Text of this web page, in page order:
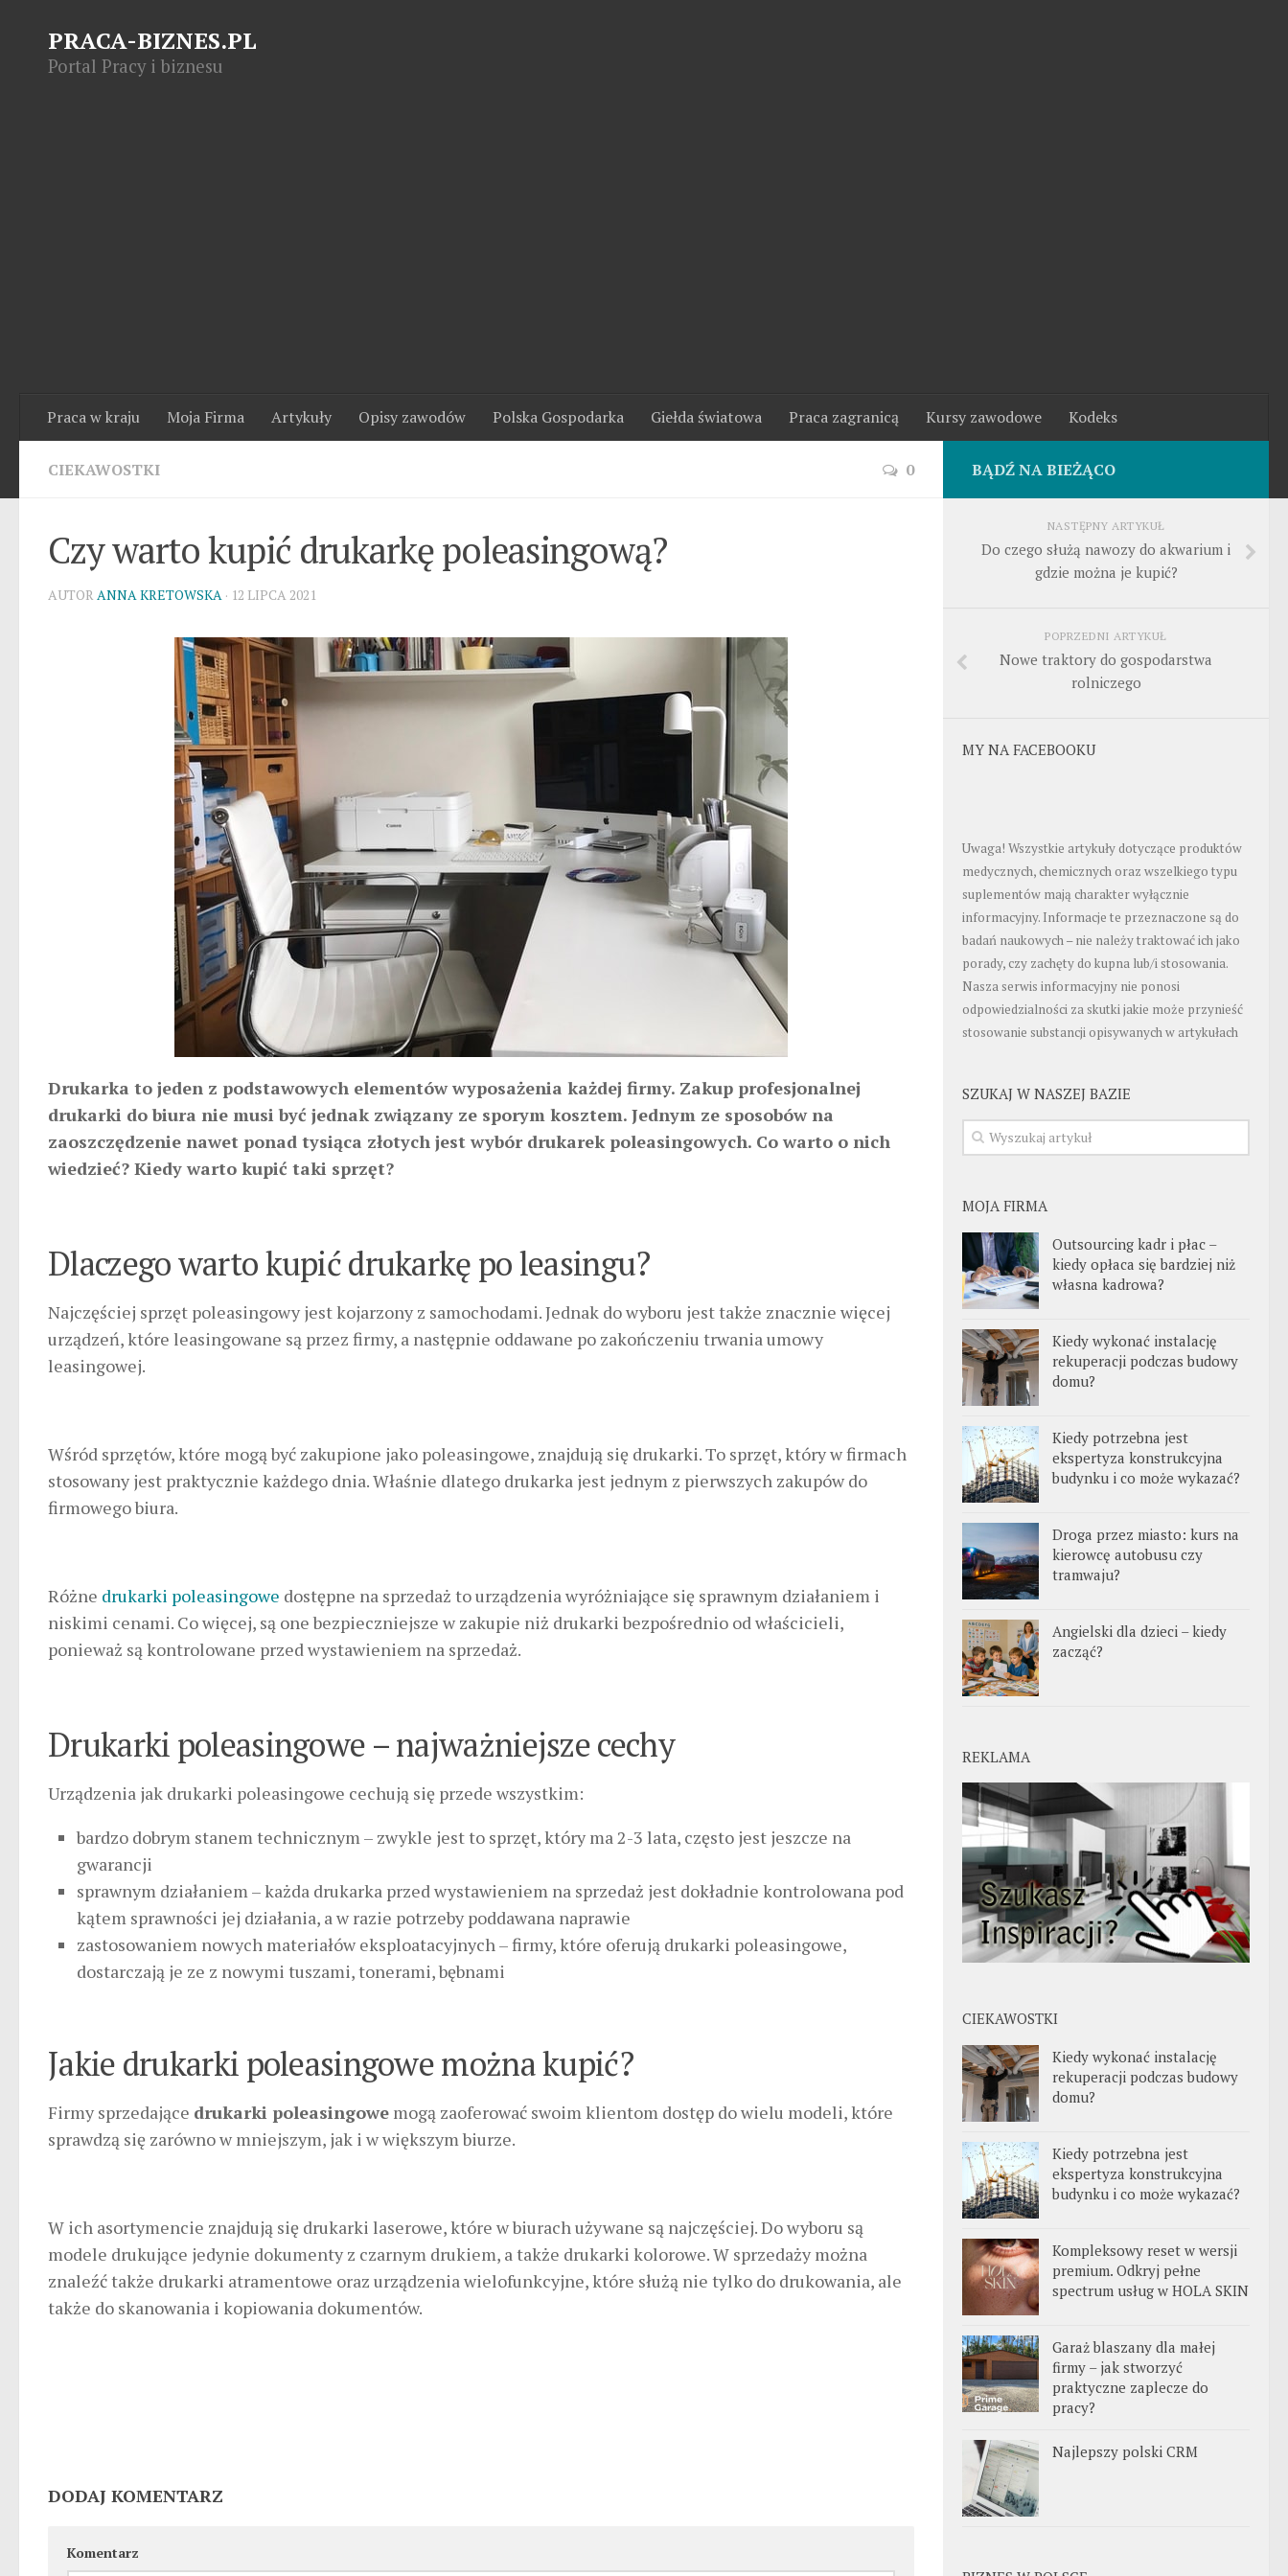
PRACA-BIZNES.PL
Portal Pracy i biznesu
Praca w kraju Moja Firma Artykuły Opisy zawodów Polska Gospodarka Giełda światowa Praca zagranicą Kursy zawodowe Kodeks
CIEKAWOSTKI 0
Czy warto kupić drukarkę poleasingową?
AUTOR ANNA KRETOWSKA · 12 LIPCA 2021
Drukarka to jeden z podstawowych elementów wyposażenia każdej firmy. Zakup profesjonalnej
drukarki do biura nie musi być jednak związany ze sporym kosztem. Jednym ze sposobów na
zaoszczędzenie nawet ponad tysiąca złotych jest wybór drukarek poleasingowych. Co warto o nich
wiedzieć? Kiedy warto kupić taki sprzęt?
Dlaczego warto kupić drukarkę po leasingu?
Najczęściej sprzęt poleasingowy jest kojarzony z samochodami. Jednak do wyboru jest także znacznie więcej
urządzeń, które leasingowane są przez firmy, a następnie oddawane po zakończeniu trwania umowy
leasingowej.
Wśród sprzętów, które mogą być zakupione jako poleasingowe, znajdują się drukarki. To sprzęt, który w firmach
stosowany jest praktycznie każdego dnia. Właśnie dlatego drukarka jest jednym z pierwszych zakupów do
firmowego biura.
Różne drukarki poleasingowe dostępne na sprzedaż to urządzenia wyróżniające się sprawnym działaniem i
niskimi cenami. Co więcej, są one bezpieczniejsze w zakupie niż drukarki bezpośrednio od właścicieli,
ponieważ są kontrolowane przed wystawieniem na sprzedaż.
Drukarki poleasingowe – najważniejsze cechy
Urządzenia jak drukarki poleasingowe cechują się przede wszystkim:
bardzo dobrym stanem technicznym – zwykle jest to sprzęt, który ma 2-3 lata, często jest jeszcze na
gwarancji
sprawnym działaniem – każda drukarka przed wystawieniem na sprzedaż jest dokładnie kontrolowana pod
kątem sprawności jej działania, a w razie potrzeby poddawana naprawie
zastosowaniem nowych materiałów eksploatacyjnych – firmy, które oferują drukarki poleasingowe,
dostarczają je ze z nowymi tuszami, tonerami, bębnami
Jakie drukarki poleasingowe można kupić?
Firmy sprzedające drukarki poleasingowe mogą zaoferować swoim klientom dostęp do wielu modeli, które
sprawdzą się zarówno w mniejszym, jak i w większym biurze.
W ich asortymencie znajdują się drukarki laserowe, które w biurach używane są najczęściej. Do wyboru są
modele drukujące jedynie dokumenty z czarnym drukiem, a także drukarki kolorowe. W sprzedaży można
znaleźć także drukarki atramentowe oraz urządzenia wielofunkcyjne, które służą nie tylko do drukowania, ale
także do skanowania i kopiowania dokumentów.
DODAJ KOMENTARZ
Komentarz
BĄDŹ NA BIEŻĄCO
NASTĘPNY ARTYKUŁ
Do czego służą nawozy do akwarium i
gdzie można je kupić?
POPRZEDNI ARTYKUŁ
Nowe traktory do gospodarstwa
rolniczego
MY NA FACEBOOKU
Uwaga! Wszystkie artykuły dotyczące produktów
medycznych, chemicznych oraz wszelkiego typu
suplementów mają charakter wyłącznie
informacyjny. Informacje te przeznaczone są do
badań naukowych – nie należy traktować ich jako
porady, czy zachęty do kupna lub/i stosowania.
Nasza serwis informacyjny nie ponosi
odpowiedzialności za skutki jakie może przynieść
stosowanie substancji opisywanych w artykułach
SZUKAJ W NASZEJ BAZIE
MOJA FIRMA
Outsourcing kadr i płac –
kiedy opłaca się bardziej niż
własna kadrowa?
Kiedy wykonać instalację
rekuperacji podczas budowy
domu?
Kiedy potrzebna jest
ekspertyza konstrukcyjna
budynku i co może wykazać?
Droga przez miasto: kurs na
kierowcę autobusu czy
tramwaju?
Angielski dla dzieci – kiedy
zacząć?
REKLAMA
CIEKAWOSTKI
Kiedy wykonać instalację
rekuperacji podczas budowy
domu?
Kiedy potrzebna jest
ekspertyza konstrukcyjna
budynku i co może wykazać?
Kompleksowy reset w wersji
premium. Odkryj pełne
spectrum usług w HOLA SKIN
Garaż blaszany dla małej
firmy – jak stworzyć
praktyczne zaplecze do
pracy?
Najlepszy polski CRM